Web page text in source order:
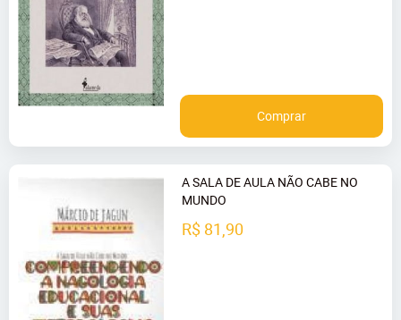
Comprar
A SALA DE AULA NÃO CABE NO
MUNDO
R$ 81,90